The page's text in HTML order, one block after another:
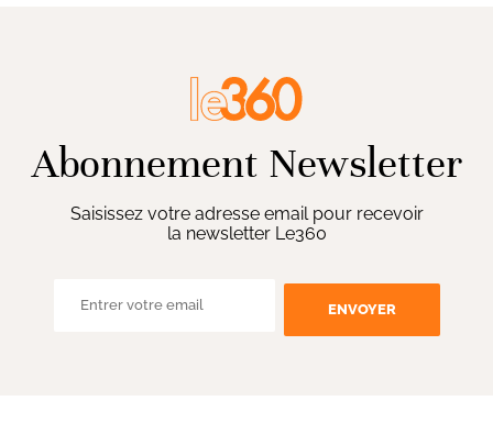
Abonnement Newsletter
Saisissez votre adresse email pour recevoir
la newsletter Le360
ENVOYER